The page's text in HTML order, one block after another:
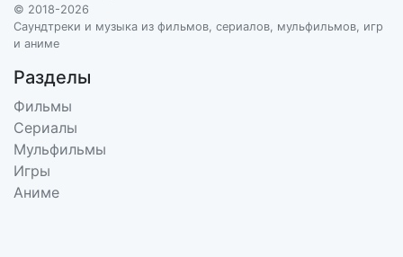
© 2018-2026
Саундтреки и музыка из фильмов, сериалов, мульфильмов, игр
и аниме
Разделы
Фильмы
Сериалы
Мульфильмы
Игры
Аниме